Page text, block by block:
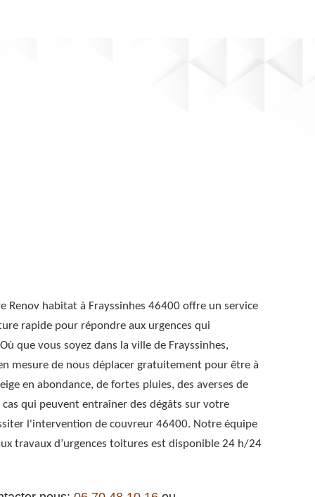
Renov habitat à Frayssinhes 46400 offre un service
rapide pour répondre aux urgences qui
que vous soyez dans la ville de Frayssinhes,
mesure de nous déplacer gratuitement pour être à
en abondance, de fortes pluies, des averses de
qui peuvent entraîner des dégâts sur votre
l'intervention de couvreur 46400. Notre équipe
travaux d’urgences toitures est disponible 24 h/24